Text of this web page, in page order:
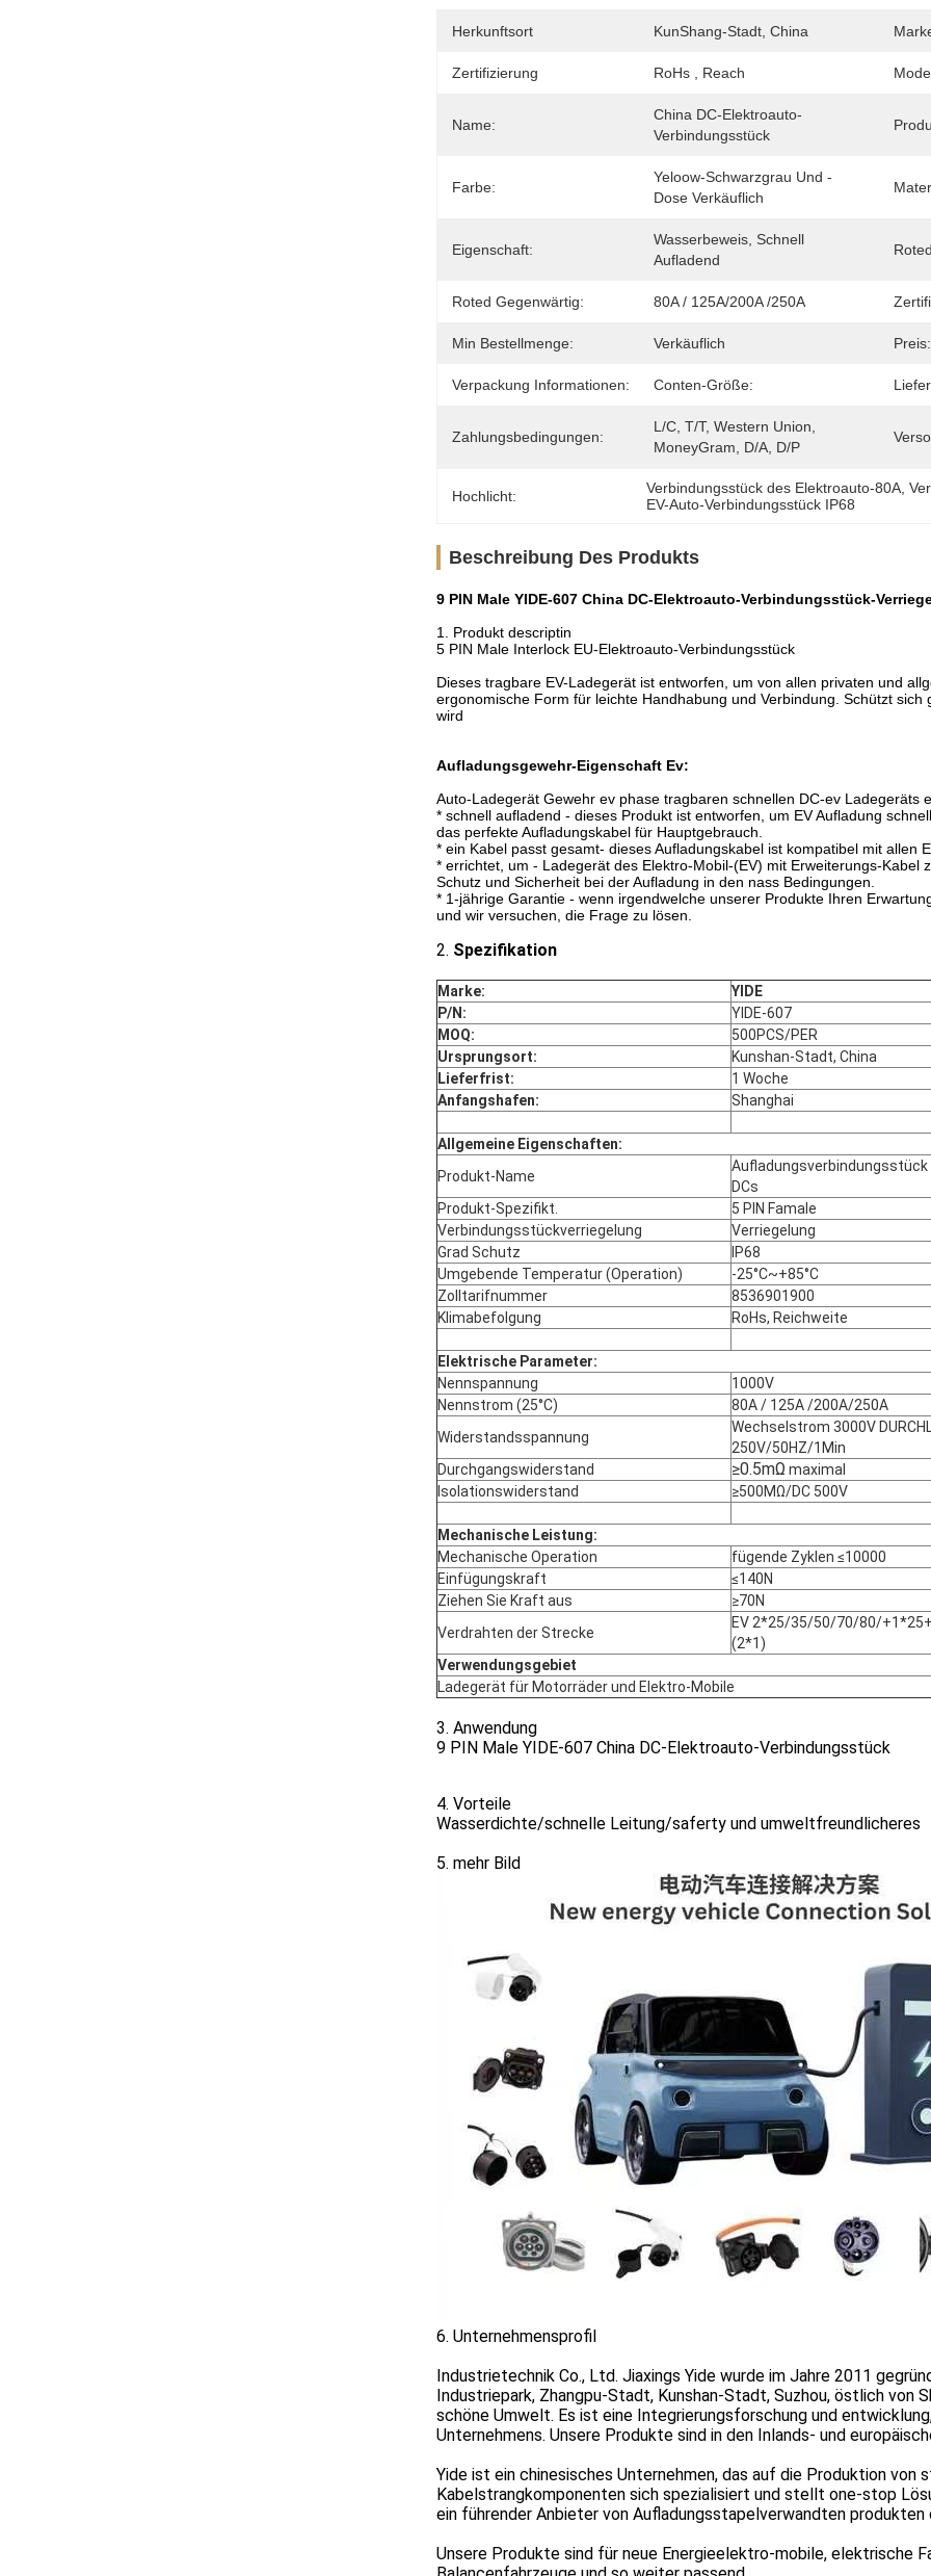
Herkunftsort KunShang-Stadt, China
Zertifizierung RoHs , Reach
Name:
China DC-Elektroauto-
Verbindungsstück
Farbe:
Yeloow-Schwarzgrau Und -
Dose Verkäuflich
Eigenschaft:
Wasserbeweis, Schnell
Aufladend
Roted Gegenwärtig: 80A / 125A/200A /250A
Min Bestellmenge: Verkäuflich Preis:
Verpackung Informationen: Conten-Größe:
Zahlungsbedingungen:
L/C, T/T, Western Union,
MoneyGram, D/A, D/P
Hochlicht: Verbindungsstück des Elektroauto-80A ,
EV-Auto-Verbindungsstück IP68
Beschreibung Des Produkts
9 PIN Male YIDE-607 China DC-Elektroauto-Verbindungsstück-
1. Produkt descriptin
5 PIN Male Interlock EU-Elektroauto-Verbindungsstück
Dieses tragbare EV-Ladegerät ist entworfen, um von allen privaten und
ergonomische Form für leichte Handhabung und Verbindung. Schützt
wird
Aufladungsgewehr-Eigenschaft Ev:
Auto-Ladegerät Gewehr ev phase tragbaren schnellen DC-ev Ladegeräts
* schnell aufladend - dieses Produkt ist entworfen, um EV Aufladung
das perfekte Aufladungskabel für Hauptgebrauch.
* ein Kabel passt gesamt- dieses Aufladungskabel ist kompatibel mit allen
* errichtet, um - Ladegerät des Elektro-Mobil-(EV) mit Erweiterungs-Kabel
Schutz und Sicherheit bei der Aufladung in den nass Bedingungen.
* 1-jährige Garantie - wenn irgendwelche unserer Produkte Ihren
und wir versuchen, die Frage zu lösen.
2. Spezifikation
Marke:
YIDE
P/N:
YIDE-607
MOQ:
500PCS/PER
Ursprungsort:
Kunshan-Stadt, China
Lieferfrist:
1 Woche
Anfangshafen:
Shanghai
Allgemeine Eigenschaften:
Produkt-Name
Aufladungsverbindungsstück
DCs
Produkt-Spezifikt.
5 PIN Famale
Verbindungsstückverriegelung
Verriegelung
Grad Schutz
IP68
Umgebende Temperatur (Operation)
-25°C~+85°C
Zolltarifnummer
8536901900
Klimabefolgung
RoHs, Reichweite
Elektrische Parameter:
Nennspannung
1000V
Nennstrom (25°C)
80A / 125A /200A/250A
Widerstandsspannung
Wechselstrom 3000V
250V/50HZ/1Min
Durchgangswiderstand
≥0.5mΩ maximal
Isolationswiderstand
≥500MΩ/DC 500V
Mechanische Leistung:
Mechanische Operation
fügende Zyklen ≤10000
Einfügungskraft
≤140N
Ziehen Sie Kraft aus
≥70N
Verdrahten der Strecke
EV 2*25/35/50/70/80/
(2*1)
Verwendungsgebiet
Ladegerät für Motorräder und Elektro-Mobile
3. Anwendung
9 PIN Male YIDE-607 China DC-Elektroauto-Verbindungsstück
4. Vorteile
Wasserdichte/schnelle Leitung/saferty und umweltfreundlicheres
5. mehr Bild
6. Unternehmensprofil
Industrietechnik Co., Ltd. Jiaxings Yide wurde im Jahre 2011
Industriepark, Zhangpu-Stadt, Kunshan-Stadt, Suzhou, östlich von
schöne Umwelt. Es ist eine Integrierungsforschung und
Unternehmens. Unsere Produkte sind in den Inlands- und
Yide ist ein chinesisches Unternehmen, das auf die Produktion
Kabelstrangkomponenten sich spezialisiert und stellt one-stop
ein führender Anbieter von Aufladungsstapelverwandten produkten
Unsere Produkte sind für neue Energieelektro-mobile, elektrische